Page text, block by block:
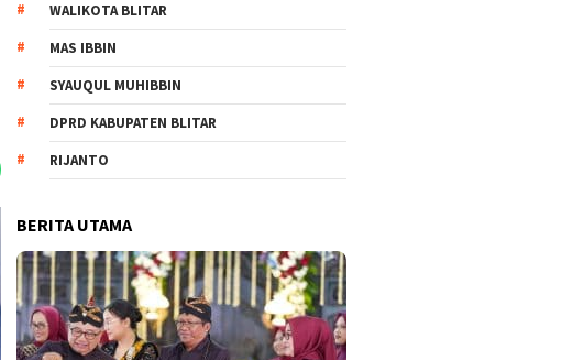
WALIKOTA BLITAR
MAS IBBIN
SYAUQUL MUHIBBIN
DPRD KABUPATEN BLITAR
RIJANTO
BERITA UTAMA